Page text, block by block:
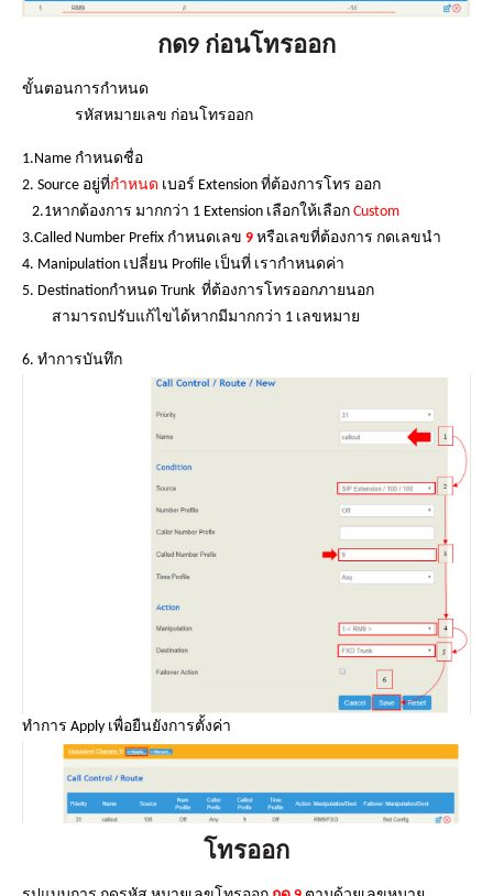
กด9 ก่อนโทรออก
ขั้นตอนการกำหนด
รหัสหมายเลข ก่อนโทรออก
1.Name กำหนดชื่อ
2. Source อยู่ที่กำหนด เบอร์ Extension ที่ต้องการโทร ออก
2.1หากต้องการ มากกว่า 1 Extension เลือกให้เลือก Custom
3.Called Number Prefix กำหนดเลข 9 หรือเลขที่ต้องการ กดเลขนำ
4. Manipulation เปลี่ยน Profile เป็นที่ เรากำหนดค่า
5. Destinationกำหนด Trunk ที่ต้องการโทรออกภายนอก
สามารถปรับแก้ไขได้หากมีมากกว่า 1 เลขหมาย
6. ทำการบันทึก
ทำการ Apply เพื่อยืนยังการตั้งค่า
โทรออก